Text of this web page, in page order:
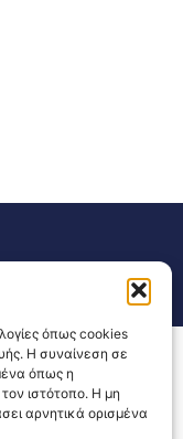
όπως cookies
Η συναίνεση σε
όπως η
ιστότοπο. Η μη
αρνητικά ορισμένα